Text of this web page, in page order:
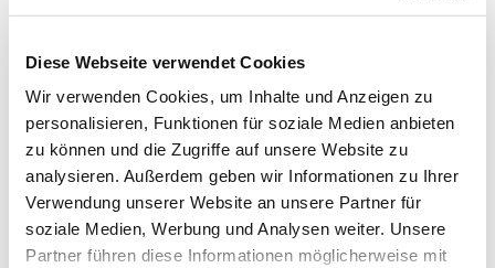
Diese Webseite verwendet Cookies
Wir verwenden Cookies, um Inhalte und Anzeigen zu
personalisieren, Funktionen für soziale Medien anbieten
zu können und die Zugriffe auf unsere Website zu
analysieren. Außerdem geben wir Informationen zu Ihrer
Verwendung unserer Website an unsere Partner für
soziale Medien, Werbung und Analysen weiter. Unsere
Partner führen diese Informationen möglicherweise mit
Dies könnte Sie auch
interessieren